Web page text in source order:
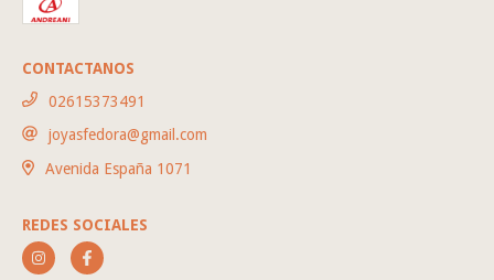
CONTACTANOS
02615373491
joyasfedora@gmail.com
Avenida España 1071
REDES SOCIALES